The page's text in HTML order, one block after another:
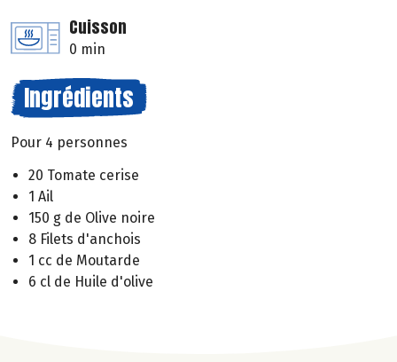
Cuisson
0 min
Ingrédients
Pour 4 personnes
20 Tomate cerise
1 Ail
150 g de Olive noire
8 Filets d'anchois
1 cc de Moutarde
6 cl de Huile d'olive